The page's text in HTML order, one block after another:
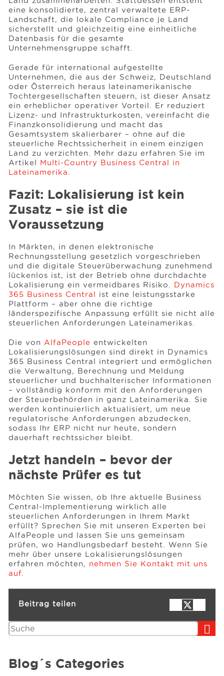
eine konsolidierte, zentral verwaltete ERP-
Landschaft, die lokale Compliance je Land
sicherstellt und gleichzeitig eine einheitliche
Datenbasis für die gesamte
Unternehmensgruppe schafft.
Gerade für international aufgestellte
Unternehmen, die aus der Schweiz, Deutschland
oder Österreich heraus lateinamerikanische
Tochtergesellschaften steuern, ist dieser Ansatz
ein erheblicher operativer Vorteil. Er reduziert
Lizenz- und Infrastrukturkosten, vereinfacht die
Finanzkonsolidierung und macht das
Gesamtsystem skalierbarer – ohne auf die
steuerliche Rechtssicherheit in einem einzigen
Land zu verzichten. Mehr dazu erfahren Sie im
Artikel Multi-Country Business Central in
Lateinamerika
Fazit: Lokalisierung ist kein
Zusatz – sie ist die
Voraussetzung
In Märkten, in denen elektronische
Rechnungsstellung gesetzlich vorgeschrieben
und die digitale Steuerüberwachung zunehmend
lückenlos ist, ist der Betrieb ohne durchdachte
Lokalisierung ein vermeidbares Risiko. Dynamics
365 Business Central ist eine leistungsstarke
Plattform – aber ohne die richtige
länderspezifische Anpassung erfüllt sie nicht alle
steuerlichen Anforderungen Lateinamerikas.
Die von AlfaPeople entwickelten
Lokalisierungslösungen sind direkt in Dynamics
365 Business Central integriert und ermöglichen
die Verwaltung, Berechnung und Meldung
steuerlicher und buchhalterischer Informationen
– vollständig konform mit den Anforderungen
der Steuerbehörden in ganz Lateinamerika. Sie
werden kontinuierlich aktualisiert, um neue
regulatorische Anforderungen abzudecken,
sodass Ihr ERP nicht nur heute, sondern
dauerhaft rechtssicher bleibt.
Jetzt handeln – bevor der
nächste Prüfer es tut
Möchten Sie wissen, ob Ihre aktuelle Business
Central-Implementierung wirklich alle
steuerlichen Anforderungen in Ihrem Markt
erfüllt? Sprechen Sie mit unseren Experten bei
AlfaPeople und lassen Sie uns gemeinsam
prüfen, wo Handlungsbedarf besteht. Wenn Sie
mehr über unsere Lokalisierungslösungen
erfahren möchten, nehmen Sie Kontakt mit uns
auf
Beitrag teilen
Suchen
Blog´s Categories